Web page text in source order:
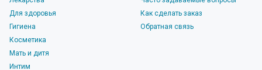
Для здоровья
Гигиена
Косметика
Мать и дитя
Интим
Как сделать заказ
Обратная связь